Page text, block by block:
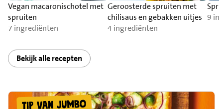
Vegan macaronischotel met
spruiten
7 ingrediënten
Geroosterde spruiten met
chilisaus en gebakken uitjes
4 ingrediënten
9
Bekijk alle recepten